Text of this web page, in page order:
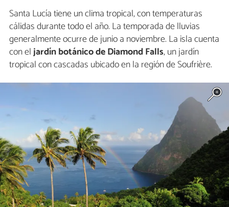
Santa Lucía tiene un clima tropical, con temperaturas
cálidas durante todo el año. La temporada de lluvias
generalmente ocurre de junio a noviembre. La isla cuenta
con eljardín botánico de Diamond Falls, un jardín
tropical con cascadas ubicado en la región de Soufrière.